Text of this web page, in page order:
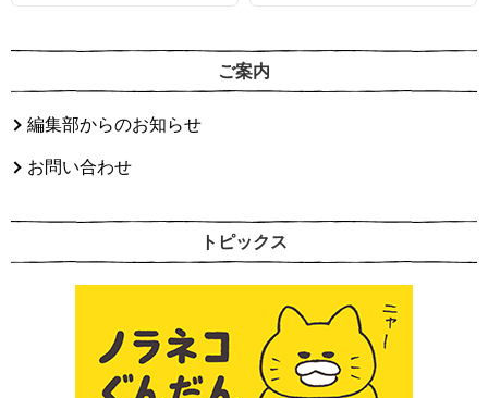
ご案内
編集部からのお知らせ
お問い合わせ
トピックス